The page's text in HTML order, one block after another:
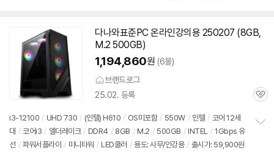
다나와표준PC 온라인강의용 250207 (8GB,
M.2 500GB)
1,194,860원 (6몰)
브랜드로그
25.02. 등록
관
i3-12100 / UHD 730 / (인텔) H610 / OS미포함 / 550W / 인텔 / 코어 12세
대 / 코어i3 / 엘더레이크 / DDR4 / 8GB / M.2 / 500GB / INTEL / 1Gbps 유
선 / 파워서플라이 / 미니타워 / LED쿨러 / 용도: 사무/인강용 / 출시가: 59,900원